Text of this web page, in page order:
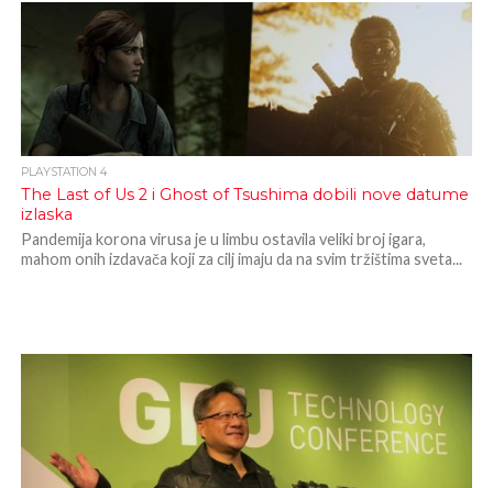
PLAYSTATION 4
The Last of Us 2 i Ghost of Tsushima dobili nove datume
izlaska
Pandemija korona virusa je u limbu ostavila veliki broj igara,
mahom onih izdavača koji za cilj imaju da na svim tržištima sveta...